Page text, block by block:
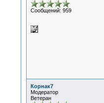
Сообщений: 959
Корнак7
Модератор
Ветеран